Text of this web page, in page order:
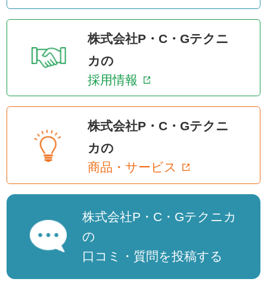
株式会社P・C・Gテクニ
カの
採用情報
株式会社P・C・Gテクニ
カの
商品・サービス
株式会社P・C・Gテクニカ
の
口コミ・質問を投稿する